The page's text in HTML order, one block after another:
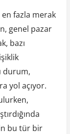
fazla merak
genel pazar
bazı
durum,
yol açıyor.
bu tür bir